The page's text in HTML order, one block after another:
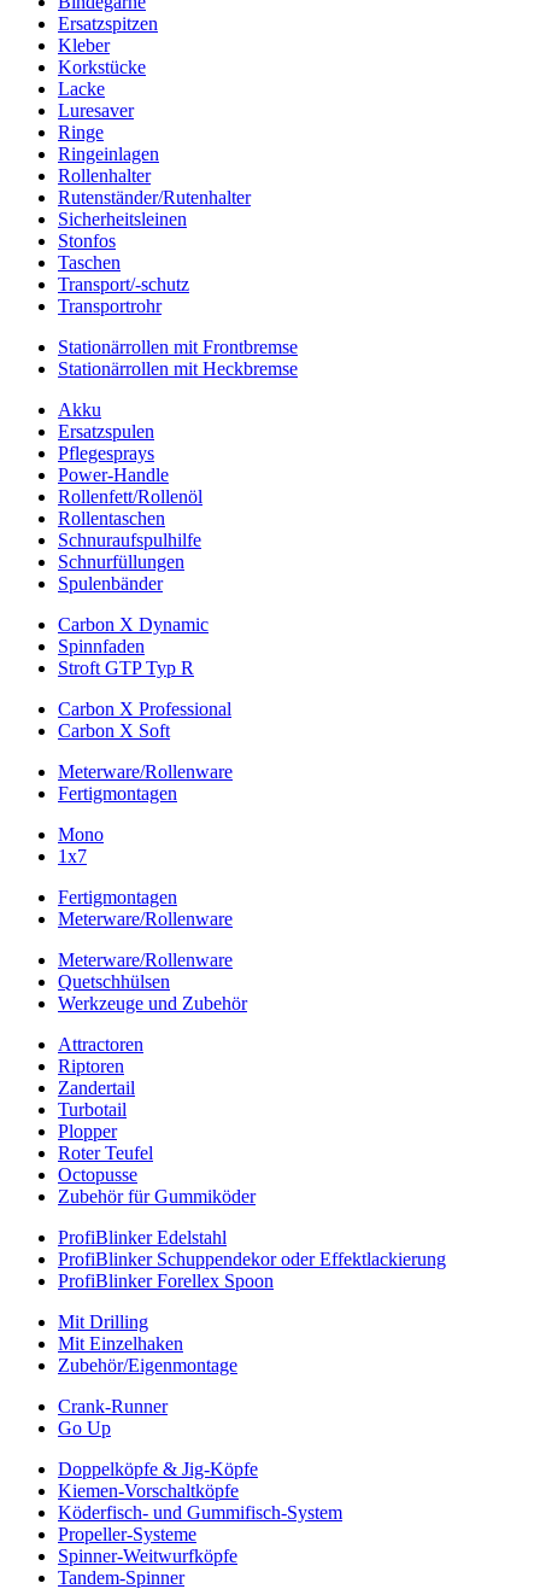
Ersatzspitzen
Kleber
Korkstücke
Lacke
Luresaver
Ringe
Ringeinlagen
Rollenhalter
Rutenständer/Rutenhalter
Sicherheitsleinen
Stonfos
Taschen
Transport/-schutz
Transportrohr
Stationärrollen mit Frontbremse
Stationärrollen mit Heckbremse
Akku
Ersatzspulen
Pflegesprays
Power-Handle
Rollenfett/Rollenöl
Rollentaschen
Schnuraufspulhilfe
Schnurfüllungen
Spulenbänder
Carbon X Dynamic
Spinnfaden
Stroft GTP Typ R
Carbon X Professional
Carbon X Soft
Meterware/Rollenware
Fertigmontagen
Mono
1x7
Fertigmontagen
Meterware/Rollenware
Meterware/Rollenware
Quetschhülsen
Werkzeuge und Zubehör
Attractoren
Riptoren
Zandertail
Turbotail
Plopper
Roter Teufel
Octopusse
Zubehör für Gummiköder
ProfiBlinker Edelstahl
ProfiBlinker Schuppendekor oder Effektlackierung
ProfiBlinker Forellex Spoon
Mit Drilling
Mit Einzelhaken
Zubehör/Eigenmontage
Crank-Runner
Go Up
Doppelköpfe & Jig-Köpfe
Kiemen-Vorschaltköpfe
Köderfisch- und Gummifisch-System
Propeller-Systeme
Spinner-Weitwurfköpfe
Tandem-Spinner